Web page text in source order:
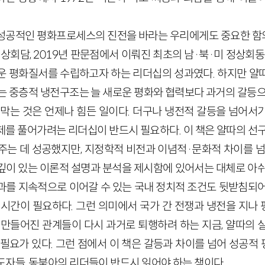
공적인 평화프로세스의 진전을 바라는 우리에게도 중요한
회담, 2019년 판문점에서 이뤄진 최초의 남·북·미 정상회
평화질서를 수립하고자 하는 리더십의 성과였다. 하지만 얄
중층적 냉전구조는 늘 새로운 평화와 협력보다 과거의 갈등
는 것은 언제나 힘든 일이다. 더구나 냉전적 갈등을 넘어서
를 풀어가려는 리더십이 반드시 필요하다. 이 책은 얄따의 선
는 데 성공했지만, 지정학적 비전과 이념적·문화적 차이를
이 있는 이론적 설명과 분석을 제시함에 있어서는 대체로 아
를 지속적으로 이어갈 수 있는 국내 정치적 조건도 뒷받침되
간이 필요하다. 그런 의미에서 국가 간 전쟁과 냉전을 지나
들어진 관계들이 다시 과거로 퇴행하려 하는 지금, 얄따의
요가 있다. 그런 점에서 이 책은 갈등과 차이를 넘어 성공적